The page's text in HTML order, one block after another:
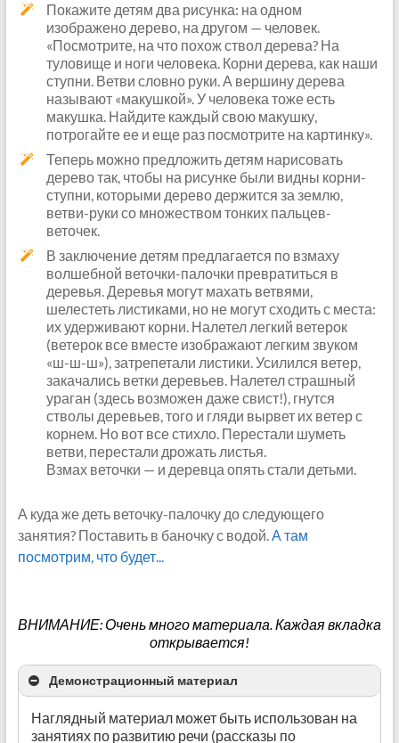
Покажите детям два рисунка: на одном
изображено дерево, на другом — человек.
«Посмотрите, на что похож ствол дерева? На
туловище и ноги человека. Корни дерева, как наши
ступни. Ветви словно руки. А вершину дерева
называют «макушкой». У человека тоже есть
макушка. Найдите каждый свою макушку,
потрогайте ее и еще раз посмотрите на картинку».
Теперь можно предложить детям нарисовать
дерево так, чтобы на рисунке были видны корни-
ступни, которыми дерево держится за землю,
ветви-руки со множеством тонких пальцев-
веточек.
В заключение детям предлагается по взмаху
волшебной веточки-палочки превратиться в
деревья. Деревья могут махать ветвями,
шелестеть листиками, но не могут сходить с места:
их удерживают корни. Налетел легкий ветерок
(ветерок все вместе изображают легким звуком
«ш-ш-ш»), затрепетали листики. Усилился ветер,
закачались ветки деревьев. Налетел страшный
ураган (здесь возможен даже свист!), гнутся
стволы деревьев, того и гляди вырвет их ветер с
корнем. Но вот все стихло. Перестали шуметь
ветви, перестали дрожать листья.
Взмах веточки — и деревца опять стали детьми.
А куда же деть веточку-палочку до следующего
занятия? Поставить в баночку с водой.А там
посмотрим, что будет...
ВНИМАНИЕ: Очень много материала. Каждая вкладка
открывается!
Демонстрационный материал
Наглядный материал может быть использован на
занятиях по развитию речи (рассказы по